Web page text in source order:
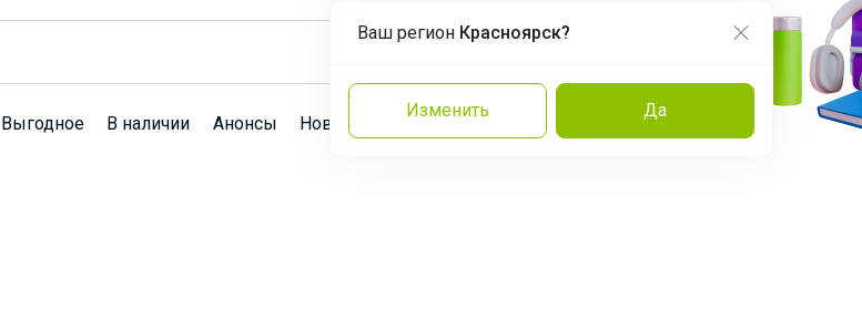
Ваш регион Красноярск?
Изменить Да
Выгодное В наличии Анонсы Новости Команда Эксперты